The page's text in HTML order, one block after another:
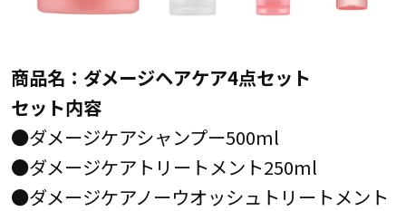
商品名：ダメージヘアケア4点セット
セット内容
●ダメージケアシャンプー500ml
●ダメージケアトリートメント250ml
●ダメージケアノーウオッシュトリートメント